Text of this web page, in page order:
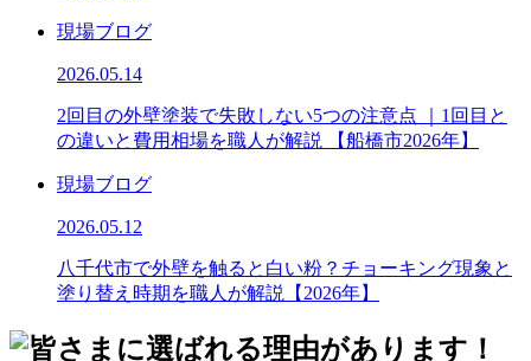
現場ブログ
2026.05.14
2回目の外壁塗装で失敗しない5つの注意点 ｜1回目と
の違いと費用相場を職人が解説 【船橋市2026年】
現場ブログ
2026.05.12
八千代市で外壁を触ると白い粉？チョーキング現象と
塗り替え時期を職人が解説【2026年】